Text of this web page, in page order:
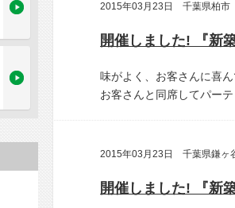
2015年03月23日 千葉県柏
味がよく、お客さんに喜ん
お客さんと同席してパーテ
2015年03月23日 千葉県鎌